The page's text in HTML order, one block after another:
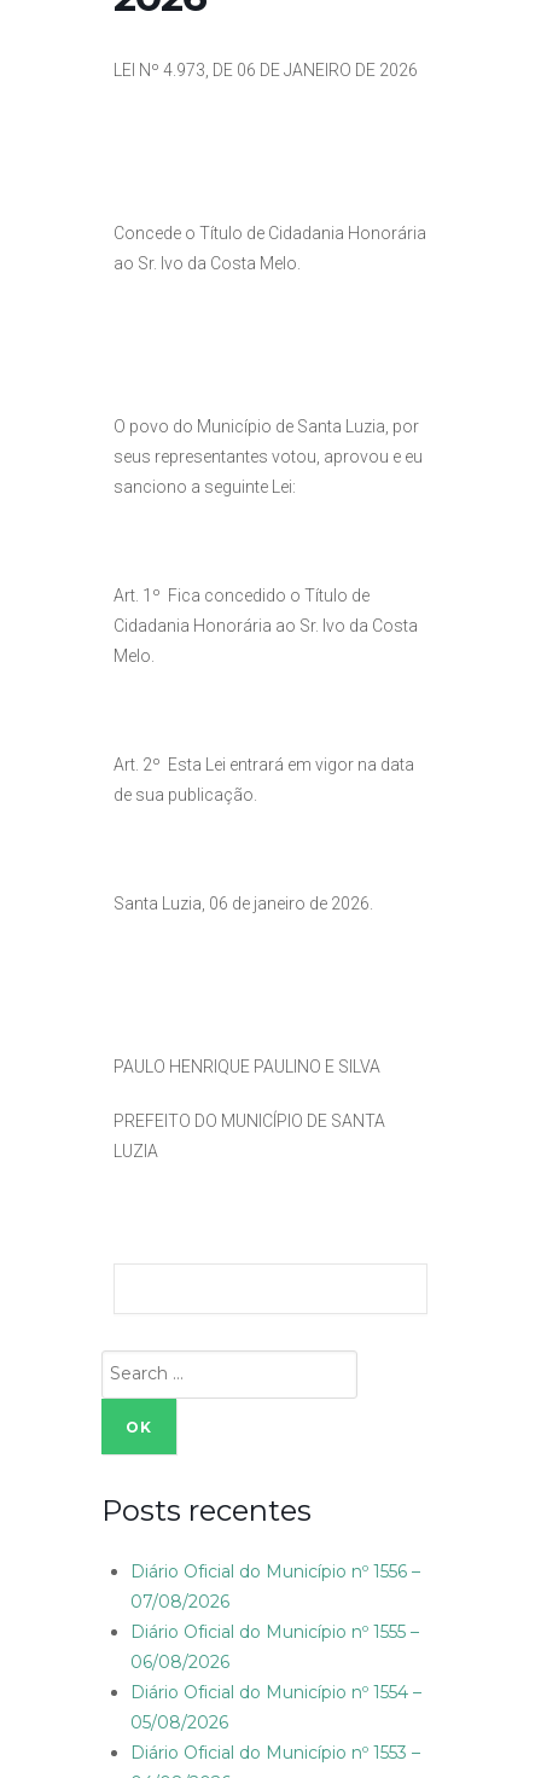
LEI Nº 4.973, DE 06 DE JANEIRO DE 2026
Concede o Título de Cidadania Honorária
ao Sr. Ivo da Costa Melo.
O povo do Município de Santa Luzia, por
seus representantes votou, aprovou e eu
sanciono a seguinte Lei:
Art. 1º Fica concedido o Título de
Cidadania Honorária ao Sr. Ivo da Costa
Melo.
Art. 2º Esta Lei entrará em vigor na data
de sua publicação.
Santa Luzia, 06 de janeiro de 2026.
PAULO HENRIQUE PAULINO E SILVA
PREFEITO DO MUNICÍPIO DE SANTA
LUZIA
Search
for:
Posts recentes
Diário Oficial do Município nº 1556 –
07/08/2026
Diário Oficial do Município nº 1555 –
06/08/2026
Diário Oficial do Município nº 1554 –
05/08/2026
Diário Oficial do Município nº 1553 –